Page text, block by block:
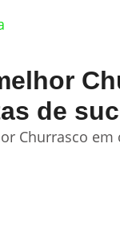
de
Churrasco